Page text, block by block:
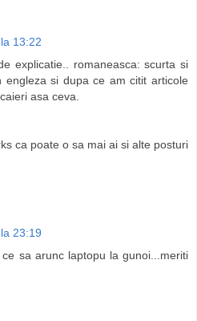
13:22
explicatie.. romaneasca: scurta si
engleza si dupa ce am citit articole
asa ceva.
ca poate o sa mai ai si alte posturi
23:19
sa arunc laptopu la gunoi...meriti